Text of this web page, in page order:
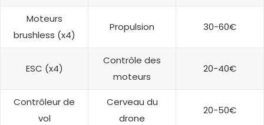
Moteurs
brushless (x4)
Propulsion 30-60€
ESC (x4)
Contrôle des
moteurs
20-40€
Contrôleur de
vol
Cerveau du
drone
20-50€